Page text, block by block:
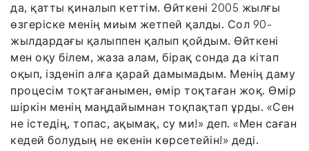
да, қатты қиналып кеттім. Өйткені 2005 жылғы
өзгеріске менің миым жетпей қалды. Сол 90-
жылдардағы қалыппен қалып қойдым. Өйткені
мен оқу білем, жаза алам, бірақ сонда да кітап
оқып, ізденіп алға қарай дамымадым. Менің даму
процесім тоқтағанымен, өмір тоқтаған жоқ. Өмір
шіркін менің маңдайымнан тоқпақтап ұрды. «Сен
не істедің, топас, ақымақ, су ми!» деп. «Мен саған
кедей болудың не екенін көрсетейін!» деді.